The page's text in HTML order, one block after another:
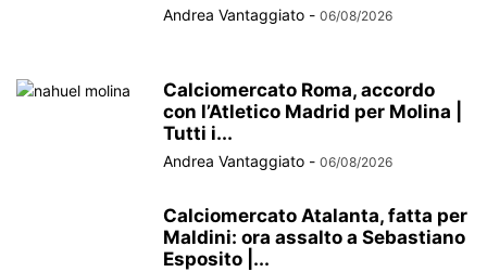
Andrea Vantaggiato - 06/08/2026
Calciomercato Roma, accordo
con l’Atletico Madrid per Molina |
Tutti i...
Andrea Vantaggiato - 06/08/2026
Calciomercato Atalanta, fatta per
Maldini: ora assalto a Sebastiano
Esposito |...